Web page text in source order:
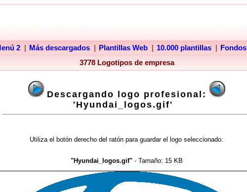
2 Más descargados Plantillas Web 10.000 plantillas Fondos
3778 Logotipos de empresa
Descargando logo profesional:
'Hyundai_logos.gif'
Utiliza el botón derecho del ratón para guardar el logo seleccionado:
"Hyundai_logos.gif"- Tamaño: 15 KB